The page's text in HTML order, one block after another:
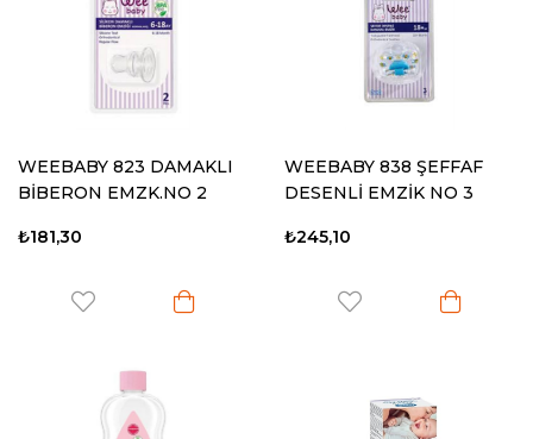
WEEBABY 823 DAMAKLI
BİBERON EMZK.NO 2
₺181,30
WEEBABY 838 ŞEFFAF
DESENLİ EMZİK NO 3
₺245,10